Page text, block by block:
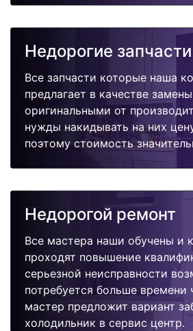
Недорогие запчасти
Все запчасти которые наша
предлагает в качестве
оригинальными от
нужды накидывать на них
поэтому стоимость
Недорогой ремонт
Все мастера наши обучены и
проходят повышение
серьезной неисправности
потребуется больше времени
мастер предложит вариант
холодильник в сервис центр.